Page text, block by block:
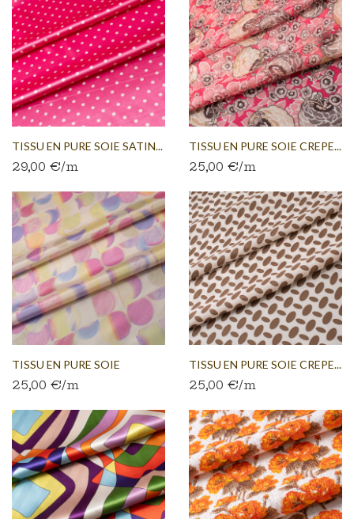
TISSU EN PURE SOIE SATIN...
29,00 €/m
TISSU EN PURE SOIE CREPE...
25,00 €/m
TISSU EN PURE SOIE
TAFFETAS...
25,00 €/m
TISSU EN PURE SOIE CREPE...
25,00 €/m